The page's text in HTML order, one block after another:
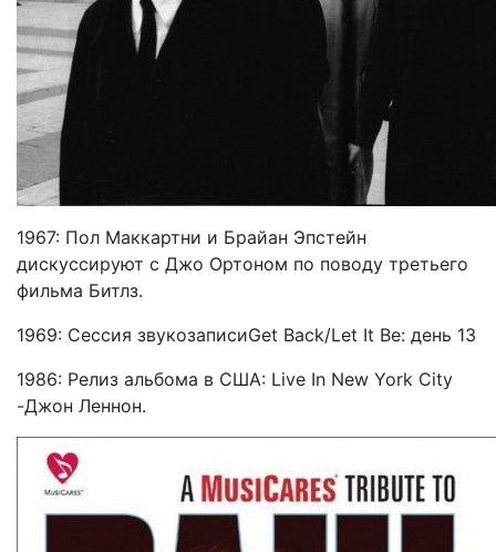
1967: Пол Маккартни и Брайан Эпстейн
дискуссируют с Джо Ортоном по поводу третьего
фильма Битлз.
1969: Сессия звукозаписиGet Back/Let It Be: день 13
1986: Релиз альбома в США: Live In New York City
-Джон Леннон.